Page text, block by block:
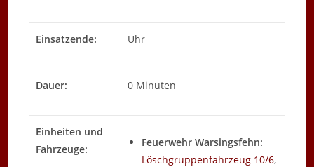
Einsatzende: Uhr
Dauer: 0 Minuten
Einheiten und
Fahrzeuge:
Feuerwehr Warsingsfehn:
Löschgruppenfahrzeug 10/6,